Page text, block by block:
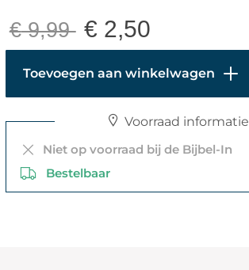
€9,99 € 2,50
Toevoegen aan winkelwagen
Voorraad informatie
Niet op voorraad bij de Bijbel-In
Bestelbaar